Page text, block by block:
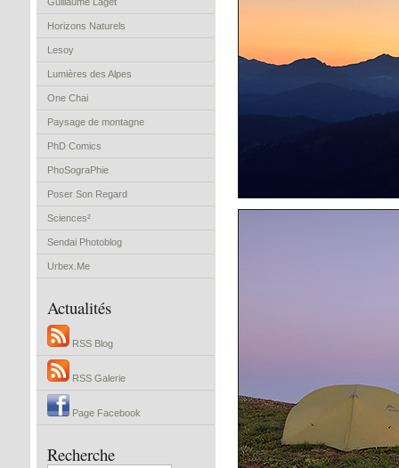
Horizons Naturels
Lesoy
Lumières des Alpes
One Chai
Paysage de montagne
PhD Comics
PhoSograPhie
Poser Son Regard
Sciences²
Sendai Photoblog
Urbex.Me
Actualités
RSS Blog
RSS Galerie
Page Facebook
Recherche